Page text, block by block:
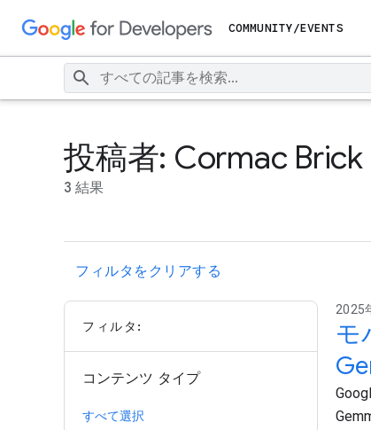
COMMUNITY/EVENTS
投稿者: Cormac Brick
3 結果
フィルタをクリアする
フィルタ:
コンテンツ タイプ
すべて選択
2025
モ